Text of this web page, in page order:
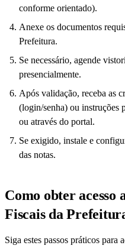
conforme orientado).
Anexe os documentos
Prefeitura.
Se necessário, agende
presencialmente.
Após validação, receba as
(login/senha) ou instruções
ou através do portal.
Se exigido, instale e
das notas.
Como obter acesso
Fiscais da
Siga estes passos práticos para